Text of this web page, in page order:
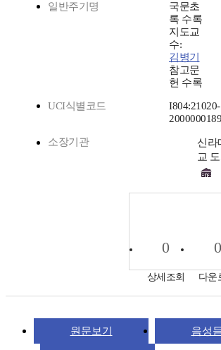
일반주기명
국문초
록 수록
지도교
수:
김병기
참고문
헌 수록
UCI식별코드
I804:21020-
소장기관
신라
교
0
상세조회
0
다운
원문보기 음성